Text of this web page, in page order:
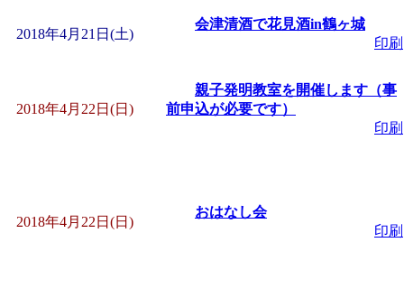
2018年4月21日(土)
会津清酒で花見酒in鶴ヶ城
印刷
2018年4月22日(日)
親子発明教室を開催します（事
前申込が必要です）
印刷
2018年4月22日(日)
おはなし会
印刷